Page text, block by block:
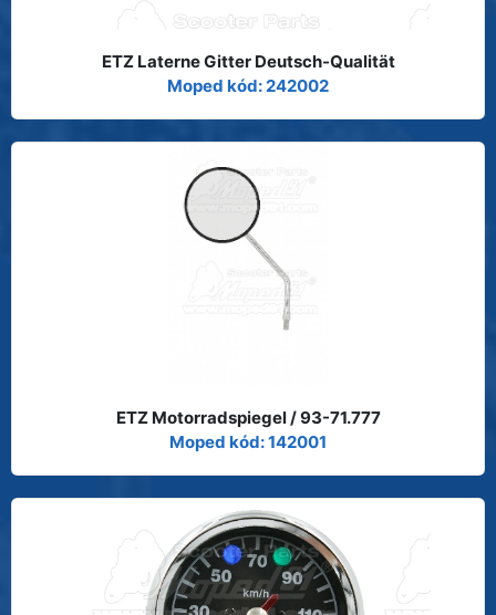
ETZ Laterne Gitter Deutsch-Qualität
Moped kód: 242002
ETZ Motorradspiegel / 93-71.777
Moped kód: 142001